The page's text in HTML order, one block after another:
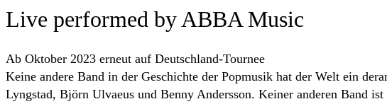
Live performed by ABBA Music
Ab Oktober 2023 erneut auf Deutschland-Tournee
Keine andere Band in der Geschichte der Popmusik hat der Welt ein
Lyngstad, Björn Ulvaeus und Benny Andersson. Keiner anderen Band